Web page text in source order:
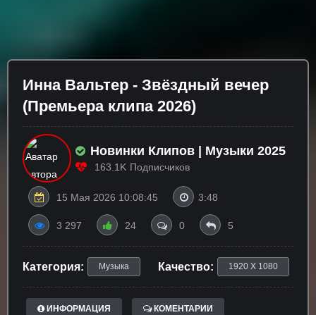
Инна Вальтер - Звёздный вечер
(Премьера клипа 2026)
Новинки Клипов | Музыки 2025
163.1K Подписчиков
15 Мая 2026 10:08:45 3:48
3 297 24 0 5
Категория: Музыка Качество: 1920 X 1080
ИНФОРМАЦИЯ КОМЕНТАРИИ